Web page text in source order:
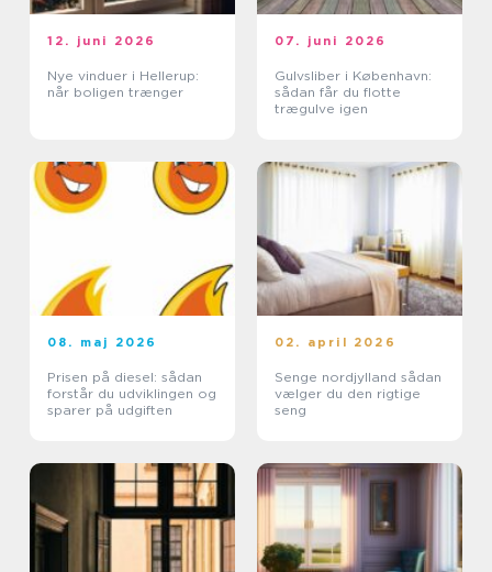
12. juni 2026
Nye vinduer i Hellerup:
når boligen trænger
07. juni 2026
Gulvsliber i København:
sådan får du flotte
trægulve igen
08. maj 2026
Prisen på diesel: sådan
forstår du udviklingen og
sparer på udgiften
02. april 2026
Senge nordjylland sådan
vælger du den rigtige
seng